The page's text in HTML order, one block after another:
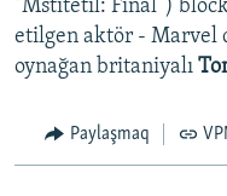
“Mstitetil: Final”)
etilgen aktör - Marvel
oynağan britaniyalı
Paylaşmaq